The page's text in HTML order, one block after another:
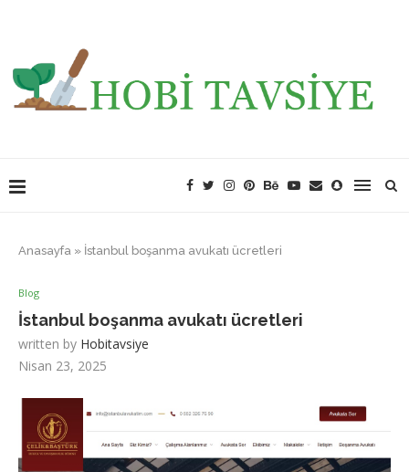
Anasayfa » İstanbul boşanma avukatı ücretleri
Blog
İstanbul boşanma avukatı ücretleri
written by Hobitavsiye
Nisan 23, 2025